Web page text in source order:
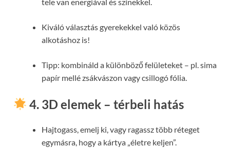
Kiváló választás gyerekekkel való közös
alkotáshoz is!
Tipp: kombináld a különböző felületeket – pl. sima
papír mellé zsákvászon vagy csillogó fólia.
4. 3D elemek – térbeli hatás
Hajtogass, emelj ki, vagy ragassz több réteget
egymásra, hogy a kártya „életre keljen”.